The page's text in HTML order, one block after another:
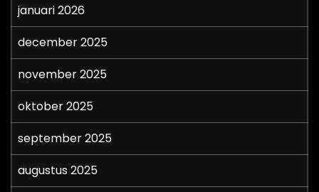
januari 2026
december 2025
november 2025
oktober 2025
september 2025
augustus 2025